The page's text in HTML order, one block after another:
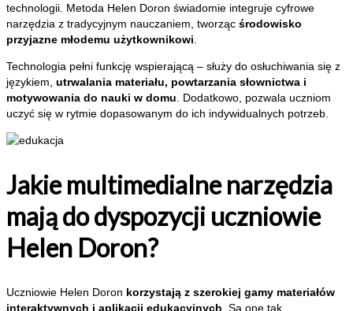
technologii. Metoda Helen Doron świadomie integruje cyfrowe
narzędzia z tradycyjnym nauczaniem, tworząc środowisko
przyjazne młodemu użytkownikowi.
Technologia pełni funkcję wspierającą – służy do osłuchiwania się z
językiem, utrwalania materiału, powtarzania słownictwa i
motywowania do nauki w domu. Dodatkowo, pozwala uczniom
uczyć się w rytmie dopasowanym do ich indywidualnych potrzeb.
Jakie multimedialne narzędzia
mają do dyspozycji uczniowie
Helen Doron?
Uczniowie Helen Doron korzystają z szerokiej gamy materiałów
interaktywnych i aplikacji edukacyjnych . Są one tak